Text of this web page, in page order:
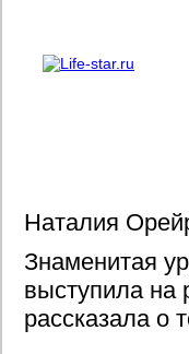
Наталия
Знаменитая
выступила на
рассказала о